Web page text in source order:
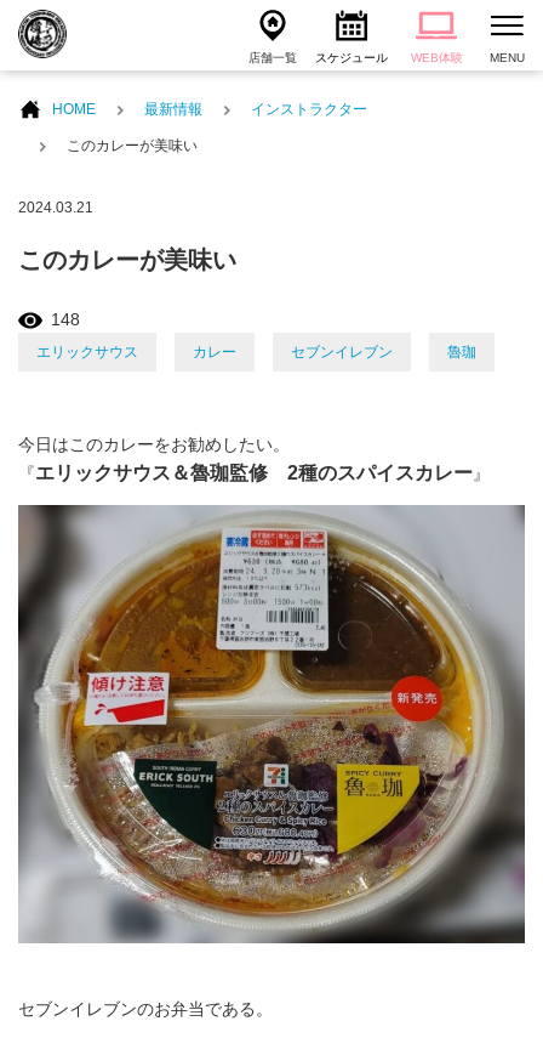
店舗一覧 スケジュール WEB体験 MENU
HOME 最新情報 インストラクター
このカレーが美味い
2024.03.21
このカレーが美味い
148
エリックサウス カレー セブンイレブン 魯珈
今日はこのカレーをお勧めしたい。
『エリックサウス＆魯珈監修 2種のスパイスカレー』
セブンイレブンのお弁当である。